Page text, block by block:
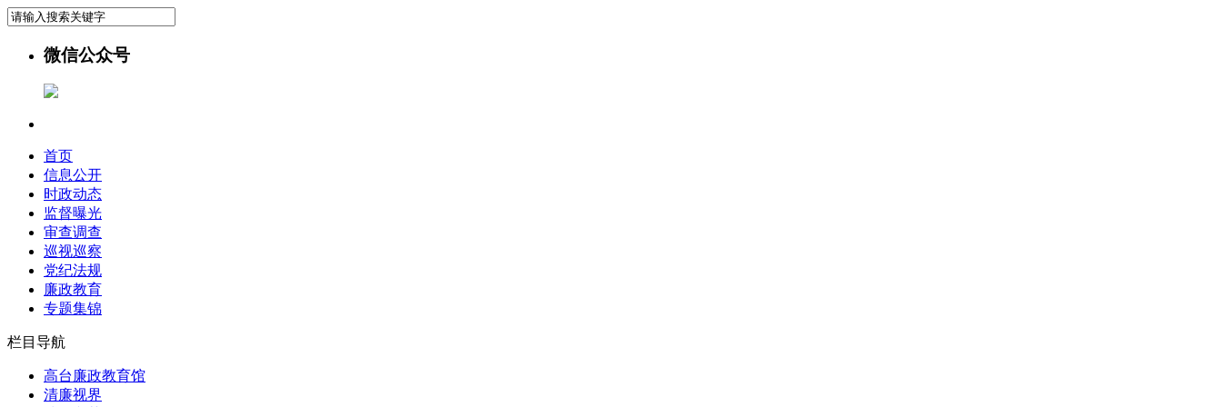
微信公众号
首页
信息公开
时政动态
监督曝光
审查调查
巡视巡察
党纪法规
廉政教育
专题集锦
栏目导航
高台廉政教育馆
清廉视界